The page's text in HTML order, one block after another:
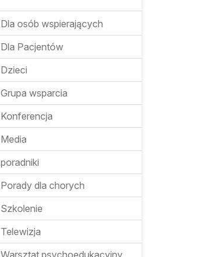
Dla osób wspierających
Dla Pacjentów
Dzieci
Grupa wsparcia
Konferencja
Media
poradniki
Porady dla chorych
Szkolenie
Telewizja
Warsztat psychoedukacyjny